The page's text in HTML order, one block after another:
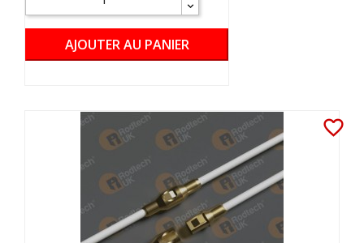
AJOUTER AU PANIER
favorite_border